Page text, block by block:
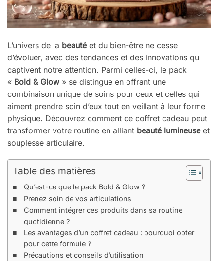
L’univers de la beautéet du bien-être ne cesse
d’évoluer, avec des tendances et des innovations qui
captivent notre attention. Parmi celles-ci, le pack
« Bold & Glow » se distingue en offrant une
combinaison unique de soins pour ceux et celles qui
aiment prendre soin d’eux tout en veillant à leur forme
physique. Découvrez comment ce coffret cadeau peut
transformer votre routine en alliant beauté lumineuseet
souplesse articulaire.
Table des matières
Qu’est-ce que le pack Bold & Glow ?
Prenez soin de vos articulations
Comment intégrer ces produits dans sa routine
quotidienne ?
Les avantages d’un coffret cadeau : pourquoi opter
pour cette formule ?
Précautions et conseils d’utilisation